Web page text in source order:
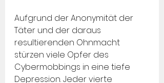
Aufgrund der Anonymität der
Täter und der daraus
resultierenden Ohnmacht
stürzen viele Opfer des
Cybermobbings in eine tiefe
Depression. Jeder vierte